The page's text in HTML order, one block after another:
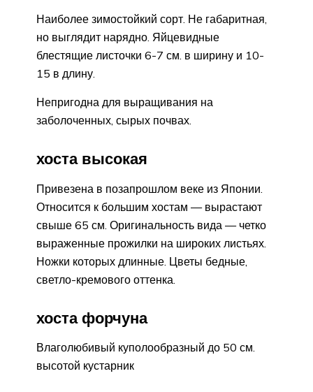
Наиболее зимостойкий сорт. Не габаритная,
но выглядит нарядно. Яйцевидные
блестящие листочки 6-7 см. в ширину и 10-
15 в длину.
Непригодна для выращивания на
заболоченных, сырых почвах.
хоста высокая
Привезена в позапрошлом веке из Японии.
Относится к большим хостам — вырастают
свыше 65 см. Оригинальность вида — четко
выраженные прожилки на широких листьях.
Ножки которых длинные. Цветы бедные,
светло-кремового оттенка.
хоста форчуна
Влаголюбивый куполообразный до 50 см.
высотой кустарник